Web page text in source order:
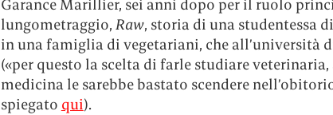
Garance Marillier, sei anni dopo per il ruolo
lungometraggio, Raw, storia di una studentessa
in una famiglia di vegetariani, che all’università
(«per questo la scelta di farle studiare veterinaria,
medicina le sarebbe bastato scendere
spiegato qui).